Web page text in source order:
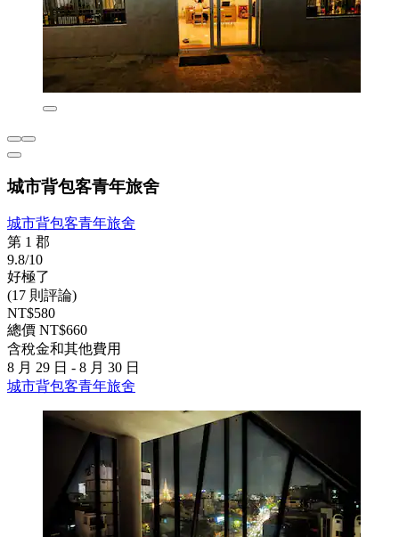
城市背包客青年旅舍
城市背包客青年旅舍
第 1 郡
9.8/10
好極了
(17 則評論)
NT$580
總價 NT$660
含稅金和其他費用
8 月 29 日 - 8 月 30 日
城市背包客青年旅舍